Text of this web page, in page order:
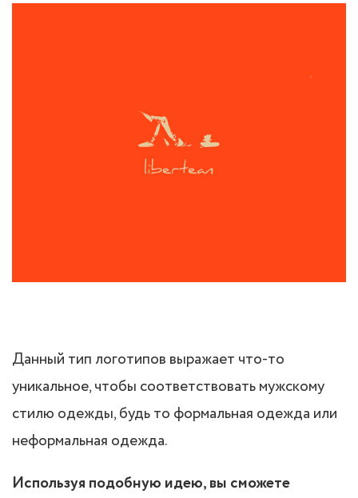
Данный тип логотипов выражает что-то
уникальное, чтобы соответствовать мужскому
стилю одежды, будь то формальная одежда или
неформальная одежда.
Используя подобную идею, вы сможете